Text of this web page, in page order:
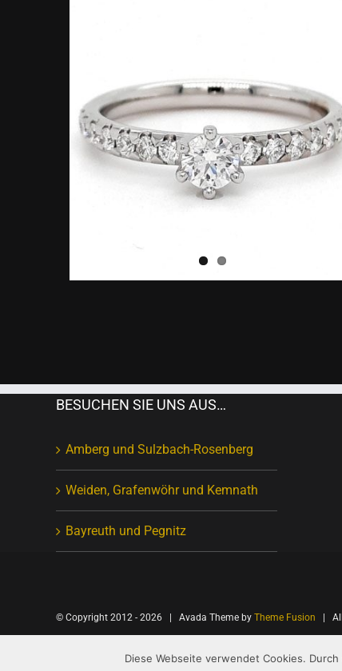
BESUCHEN SIE UNS AUS…
Amberg und Sulzbach-Rosenberg
Weiden, Grafenwöhr und Kemnath
Bayreuth und Pegnitz
© Copyright 2012 - 2026 | Avada Theme by Theme Fusion | All
Diese Webseite verwendet Cookies.